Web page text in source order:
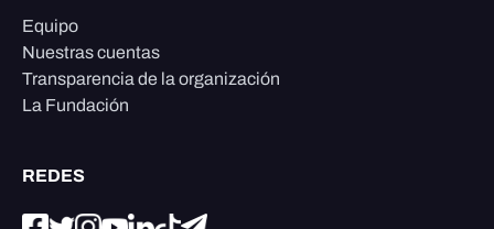
Equipo
Nuestras cuentas
Transparencia de la organización
La Fundación
REDES